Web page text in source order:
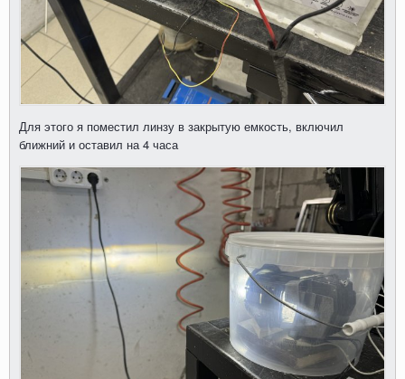
Для этого я поместил линзу в закрытую емкость, включил
ближний и оставил на 4 часа